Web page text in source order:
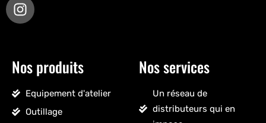
Nos produits
Equipement d'atelier
Outillage
Nos services
Un réseau de
distributeurs qui en